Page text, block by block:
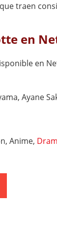
traen
en
en
Ayane
Anime,